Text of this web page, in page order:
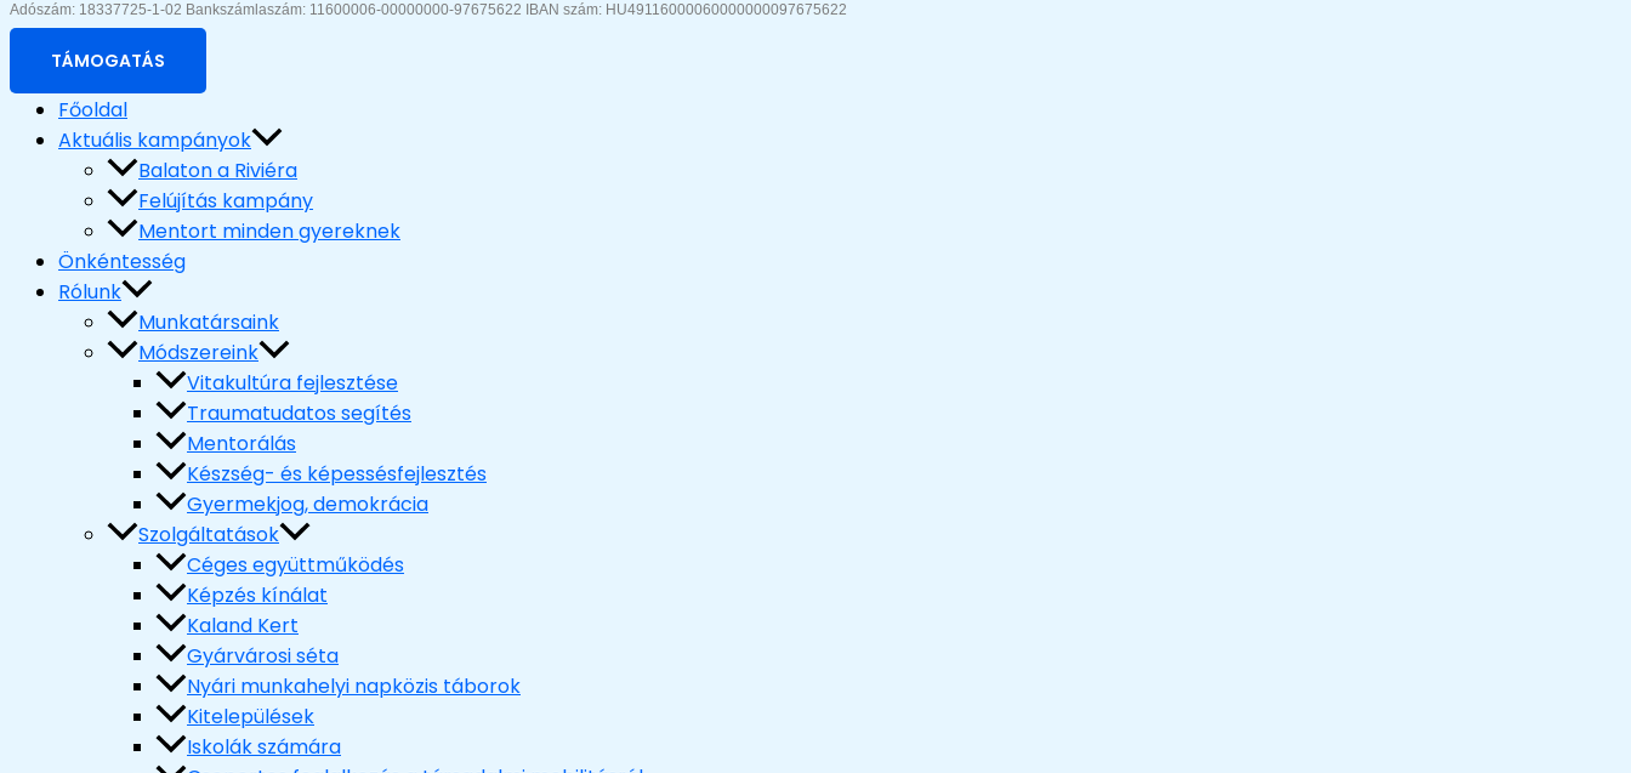
Adószám: 18337725-1-02 Bankszámlaszám: 11600006-00000000-97675622 IBAN szám: HU49116000060000000097675622
TÁMOGATÁS
Főoldal
Aktuális kampányok
Balaton a Riviéra
Felújítás kampány
Mentort minden gyereknek
Önkéntesség
Rólunk
Munkatársaink
Módszereink
Vitakultúra fejlesztése
Traumatudatos segítés
Mentorálás
Készség- és képessésfejlesztés
Gyermekjog, demokrácia
Szolgáltatások
Céges együttműködés
Képzés kínálat
Kaland Kert
Gyárvárosi séta
Nyári munkahelyi napközis táborok
Kitelepülések
Iskolák számára